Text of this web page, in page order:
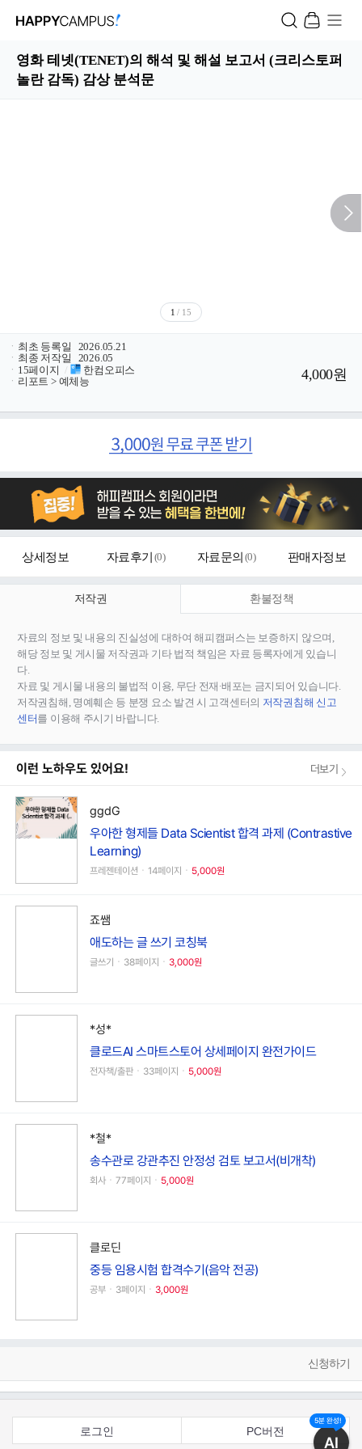
영화 테넷(TENET)의 해석 및 해설 보고서 (크리스토퍼
놀란 감독) 감상 분석문
1 / 15
ㆍ 최초 등록일
2026.05.21
ㆍ 최종 저작일
2026.05
ㆍ 15페이지 /
한컴오피스
ㆍ 리포트 > 예체능 4,000원
상세정보 자료후기 (0) 자료문의 (0) 판매자정보
저작권 환불정책
자료의 정보 및 내용의 진실성에 대하여 해피캠퍼스는 보증하지 않으며,
해당 정보 및 게시물 저작권과 기타 법적 책임은 자료 등록자에게 있습니
다.
자료 및 게시물 내용의 불법적 이용, 무단 전재∙배포는 금지되어 있습니다.
저작권침해, 명예훼손 등 분쟁 요소 발견 시 고객센터의 저작권침해 신고
센터를 이용해 주시기 바랍니다.
이런 노하우도 있어요! 더보기
ggdG
우아한 형제들 Data Scientist 합격 과제 (Contrastive
Learning)
프레젠테이션ㆍ14페이지ㆍ 5,000원
죠쌤
애도하는 글 쓰기 코칭북
글쓰기ㆍ38페이지ㆍ 3,000원
*성*
클로드AI 스마트스토어 상세페이지 완전가이드
전자책/출판ㆍ33페이지ㆍ 5,000원
*철*
송수관로 강관추진 안정성 검토 보고서(비개착)
회사ㆍ77페이지ㆍ 5,000원
클로딘
중등 임용시험 합격수기(음악 전공)
공부ㆍ3페이지ㆍ 3,000원
신청하기
로그인 PC버전
5분 완성!
AI